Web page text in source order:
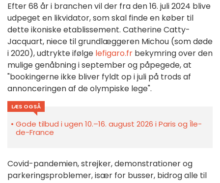
Efter 68 år i branchen vil der fra den 16. juli 2024 blive
udpeget en likvidator, som skal finde en køber til
dette ikoniske etablissement. Catherine Catty-
Jacquart, niece til grundlæggeren Michou (som døde
i 2020), udtrykte ifølge lefigaro.fr bekymring over den
mulige genåbning i september og påpegede, at
"bookingerne ikke bliver fyldt op i juli på trods af
annonceringen af de olympiske lege".
LÆS OGSÅ
Gode tilbud i ugen 10.–16. august 2026 i Paris og Île-
de-France
Covid-pandemien, strejker, demonstrationer og
parkeringsproblemer, især for busser, bidrog alle til